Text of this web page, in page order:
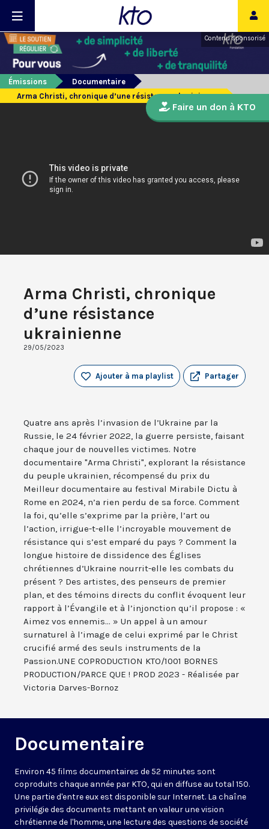
Contenu sponsorisé
Émissions
Documentaire
Arma Christi, chronique d’une résistance ukrainienne
Arma Christi, chronique
d’une résistance
ukrainienne
29/05/2023
Partager
Ajouter à ma playlist
Quatre ans après l’invasion de l’Ukraine par la
Russie, le 24 février 2022, la guerre persiste, faisant
chaque jour de nouvelles victimes. Notre
documentaire "Arma Christi", explorant la résistance
du peuple ukrainien, récompensé du prix du
Meilleur documentaire au festival Mirabile Dictu à
Rome en 2024, n’a rien perdu de sa force. Comment
la foi, qu’elle s’exprime par la prière, l’art ou
l’action, irrigue-t-elle l’incroyable mouvement de
résistance qui s’est emparé du pays ? Comment la
longue histoire de dissidence des Églises
chrétiennes d’Ukraine nourrit-elle les combats du
présent ? Des artistes, des penseurs de premier
plan, et des témoins directs du conflit évoquent leur
rapport à l’Évangile et à l’injonction qu’il propose : «
Aimez vos ennemis... » Un appel à un amour
surnaturel à l’image de celui exprimé par le Christ
crucifié armé des seuls instruments de la
Passion.UNE COPRODUCTION KTO/1001 BORNES
PRODUCTION/PARCE QUE ! PROD 2023 - Réalisée par
Victoria Darves-Bornoz
Documentaire
Environ 45 films documentaires de 52 minutes sont
coproduits chaque année par KTO, qui en diffuse au total 150.
Une partie d'entre eux est disponible sur Internet. La chaîne
privilégie des documents mettant en valeur une vision
chrétienne de l'homme, une lecture des questions de société
Faire un don à KTO